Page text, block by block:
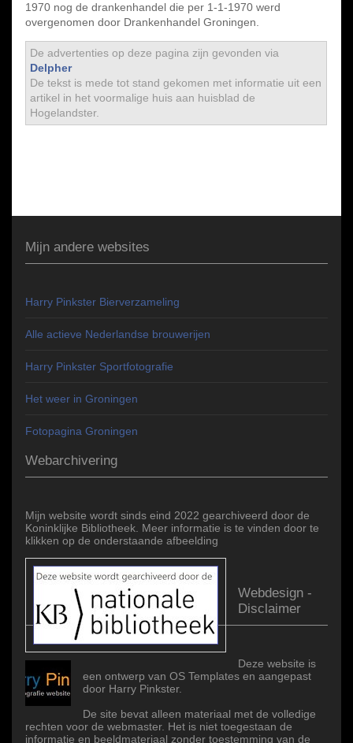
1970 nog de drankenhandel die per 1-1-1970 werd
overgenomen door Drankenhandel Groningen.
De advertenties op deze pagina zijn gevonden via
Delpher
De tekst is mede tot stand gekomen met informatie uit een
artikel in het voormalige huis aan huisblad de
Hogelandster.
Mijn andere websites
Harry Pinkster Bierverzameling
Alle actieve Nederlandse brouwerijen
Harry Pinkster Sportfotografie
Het weer in Groningen
Fotopagina Groningen
Webarchivering
Mijn website wordt sinds eind 2022 gearchiveerd door de
Koninklijke Bibliotheek. Meer informatie is te vinden door te
klikken op de onderstaande afbeelding
Webdesign -
Disclaimer
Deze website is
een ontwerp van OS Templates en aangepast
door Harry Pinkster.
De site bevat alleen materiaal met de volledige
rechten voor de webmaster. Het is niet toegestaan de
informatie en beeldmateriaal zonder toestemming van de